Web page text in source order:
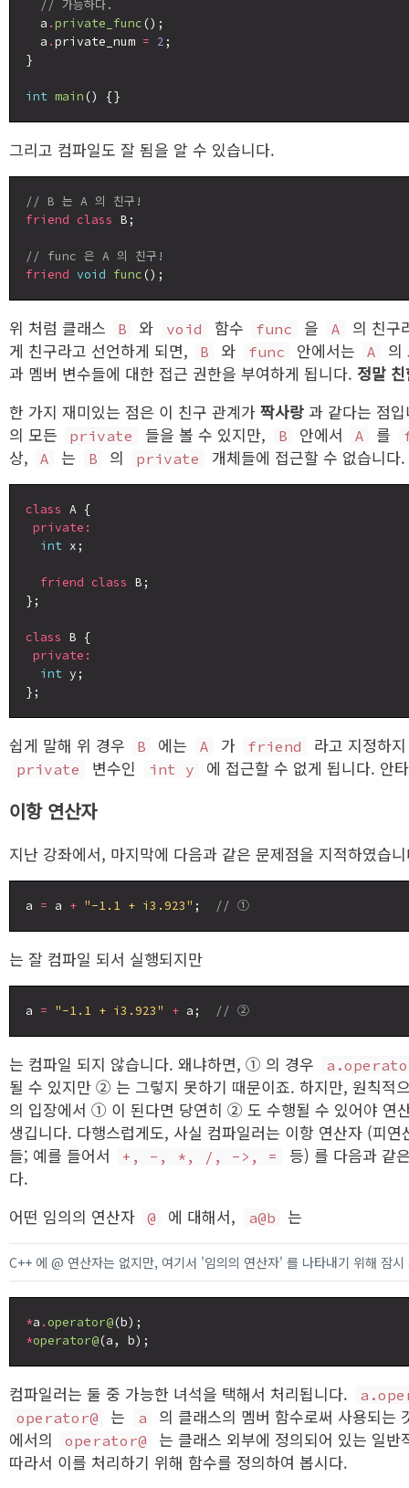
// 가능하다.
  a
.private_func ();
  a
.private_num = 2 ;
}
int main
그리고 컴파일도 잘 됨을 알 수 있습니다.
// B 는 A 의 친구!
friend class B;
// func 은 A 의 친구!
friend void func
위 처럼 클래스 B 와 void 함수 func 을 A
의 친구
게 친구라고 선언하게 되면,
B 와 func 안에서는 A
의
과 멤버 변수들에 대한 접근 권한을 부여하게 됩니다. 정말
한 가지 재미있는 점은 이 친구 관계가 짝사랑 과 같다는 점
의 모든
private 들을 볼 수 있지만, B 안에서 A 를
상, A 는 B 의 private 개체들에 접근할 수 없습니다.
class A {
private:
int x;
friend class B;
};
class B {
private:
int y;
쉽게 말해 위 경우 B 에는 A 가 friend 라고 지정하
private 변수인 int y 에 접근할 수 없게 됩니다. 안
이항 연산자
지난 강좌에서, 마지막에 다음과 같은 문제점을 지적하였습
a = a + "-1.1 + i3.923" ; // ①
는 잘 컴파일 되서 실행되지만
a = "-1.1 + i3.923" + a; // ②
는 컴파일 되지 않습니다. 왜냐하면, ① 의 경우
될 수 있지만 ② 는 그렇지 못하기 때문이죠. 하지만, 원칙적
의 입장에서 ① 이 된다면 당연히 ② 도 수행될 수 있어야 연
생깁니다. 다행스럽게도, 사실 컴파일러는 이항 연산자 (피
들; 예를 들어서
+, -, *, /, ->, =
등) 를 다음과 같
다.
어떤 임의의 연산자
@ 에 대해서, a@b 는
C++ 에 @ 연산자는 없지만, 여기서 '임의의 연산자' 를 나타내기 위해 잠시
*a . operator@
*operator@
컴파일러는 둘 중 가능한 녀석을 택해서 처리됩니다.
operator@
는 a
의 클래스의 멤버 함수로써 사용되는
에서의
operator@
는 클래스 외부에 정의되어 있는 일
따라서 이를 처리하기 위해 함수를 정의하여 봅시다.